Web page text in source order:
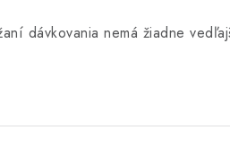
dávkovania nemá žiadne